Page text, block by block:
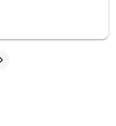
при доставке не
без сдачи найти